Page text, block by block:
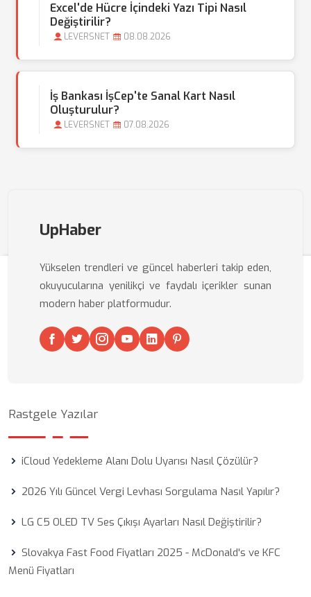
Excel'de Hücre İçindeki Yazı Tipi Nasıl
Değiştirilir?
LEVERSNET 08.08.2026
İş Bankası İşCep'te Sanal Kart Nasıl
Oluşturulur?
LEVERSNET 07.08.2026
UpHaber
Yükselen trendleri ve güncel haberleri takip eden,
okuyucularına yenilikçi ve faydalı içerikler sunan
modern haber platformudur.
Rastgele Yazılar
iCloud Yedekleme Alanı Dolu Uyarısı Nasıl Çözülür?
2026 Yılı Güncel Vergi Levhası Sorgulama Nasıl Yapılır?
LG C5 OLED TV Ses Çıkışı Ayarları Nasıl Değiştirilir?
Slovakya Fast Food Fiyatları 2025 - McDonald's ve KFC
Menü Fiyatları